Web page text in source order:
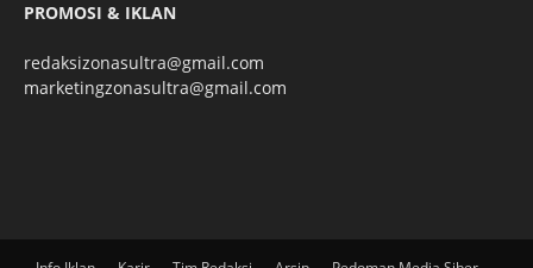
PROMOSI & IKLAN
redaksizonasultra@gmail.com
marketingzonasultra@gmail.com